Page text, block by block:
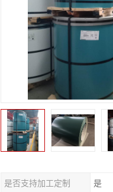
是否支持加工定制 是